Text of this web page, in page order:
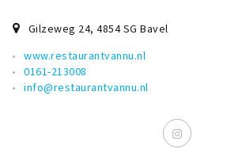
Gilzeweg 24,4854 SGBavel
www.restaurantvannu.nl
0161-213008
info@restaurantvannu.nl